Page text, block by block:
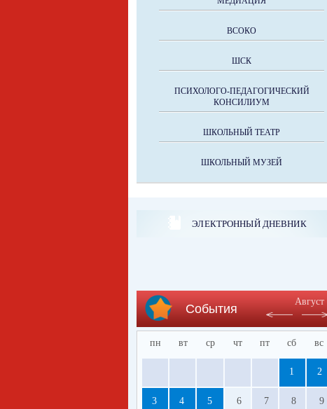
ВСОКО
ШСК
ПСИХОЛОГО-ПЕДАГОГИЧЕСКИЙ
КОНСИЛИУМ
ШКОЛЬНЫЙ ТЕАТР
ШКОЛЬНЫЙ МУЗЕЙ
ЭЛЕКТРОННЫЙ ДНЕВНИК
События
Август
пн вт ср чт пт сб вс
1 2
3 4 5 6 7 8 9